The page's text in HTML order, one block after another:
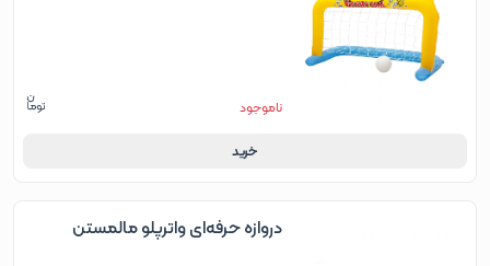
ناموجود
خرید
دروازه حرفه‌ای واترپلو مالمستن